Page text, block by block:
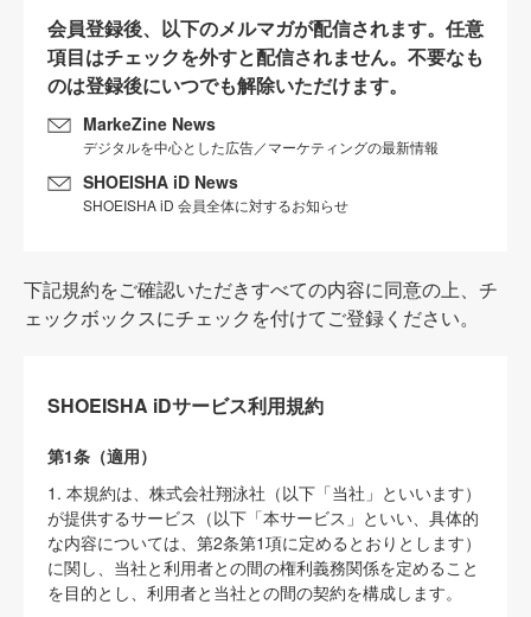
会員登録後、以下のメルマガが配信されます。任意
項目はチェックを外すと配信されません。不要なも
のは登録後にいつでも解除いただけます。
MarkeZine News
デジタルを中心とした広告／マーケティングの最新情報
SHOEISHA iD News
SHOEISHA iD 会員全体に対するお知らせ
下記規約をご確認いただきすべての内容に同意の上、チ
ェックボックスにチェックを付けてご登録ください。
SHOEISHA iDサービス利用規約
第1条（適用）
1. 本規約は、株式会社翔泳社（以下「当社」といいます）
が提供するサービス（以下「本サービス」といい、具体的
な内容については、第2条第1項に定めるとおりとします）
に関し、当社と利用者との間の権利義務関係を定めること
を目的とし、利用者と当社との間の契約を構成します。